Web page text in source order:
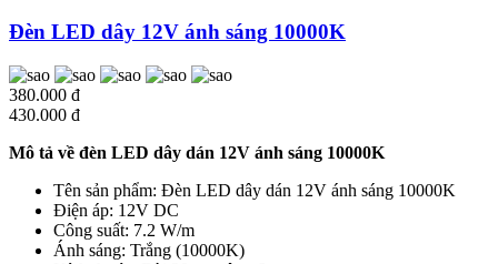
Đèn LED dây 12V ánh sáng 10000K
380.000 đ
430.000 đ
Mô tả về đèn LED dây dán 12V ánh sáng 10000K
Tên sản phẩm: Đèn LED dây dán 12V ánh sáng 10000K
Điện áp: 12V DC
Công suất: 7.2 W/m
Ánh sáng: Trắng (10000K)